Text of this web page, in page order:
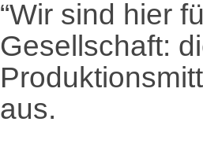
“Wir sind hier
Gesellschaft:
aus.